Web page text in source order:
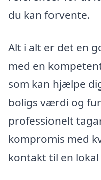
du kan forvente.
Alt i alt er det en
med en
som kan hjælpe
boligs værdi og
professionelt
kompromis med
kontakt til en